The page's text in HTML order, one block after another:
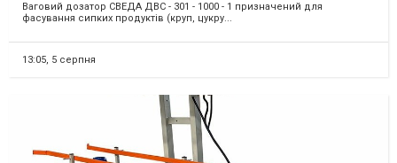
Ваговий дозатор СВЕДА ДВС - 301 - 1000 - 1 призначений для
фасування сипких продуктів (круп, цукру...
13:05, 5 серпня